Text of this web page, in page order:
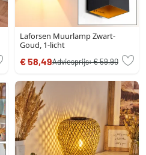
Laforsen Muurlamp Zwart-
Goud, 1-licht
€ 58,49Adviesprijs:€ 59,90